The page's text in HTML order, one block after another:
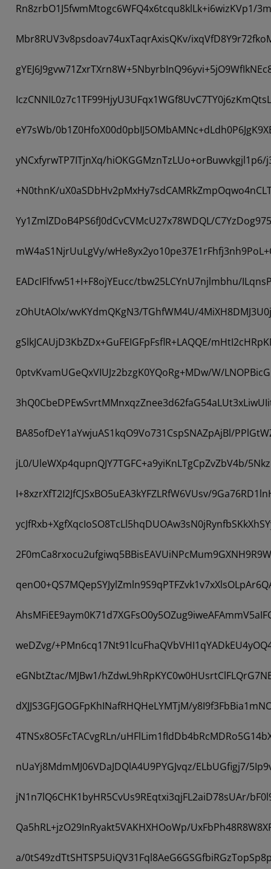
Rn8zrbO1J5fwmMtogc6WFQ4x6tcqu8klLk+i6wizKVp1/
Mbr8RUV3v8psdoav74uxTaqrAxisQKv/
eY7sWb/
yNCxfyrwTP7ITjnXq/hiOKGGMznTzLUo+orBuwvkgjl1p6/
+N0thnK/
Yy1ZmlZDoB4PS6fJ0dCvCVMcU27x78WDQL/
mW4aS1NjrUuLgVy/
EADcIFlfvw51+I+F8ojYEucc/tbw25LCYnU7njlmbhu/
zOhUtAOlx/wvKYdmQKgN3/TGhfWM4U/
gSlkJCAUjD3KbZDx+GuFEIGFpFsflR+LAQQE/
0ptvKvamUGeQxVIUJz2bzgK0YQoRg+MDw/W/
BA85ofDeY1aYwjuAS1kqO9Vo731CspSNAZpAjBl/
jL0/UleWXp4qupnQJY7TGFC+a9yiKnLTgCpZvZbV4b/
I+8xzrXfT2I2JfCJSxBO5uEA3kYFZLRfW6VUsv/
weDZvg/
eGNbtZtac/MJBw1/
dXJJS3GFJGOGFpKhINafRHQHeLYMTjM/
4TNSx8O5FcTACvgRLn/
nUaYj8MdmMJ06VDaJDQlA4U9PYGJvqz/ELbUGfigj7/
jN1n7lQ6CHK1byHR5CvUs9REqtxi3qjFL2aiD78sUAr/
Qa5hRL+jzO29InRyakt5VAKHXHOoWp/
a/